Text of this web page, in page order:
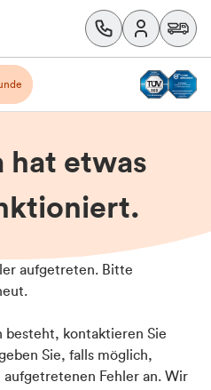
hat etwas
aufgetreten. Bitte
besteht, kontaktieren Sie
Sie, falls möglich,
Fehler an. Wir